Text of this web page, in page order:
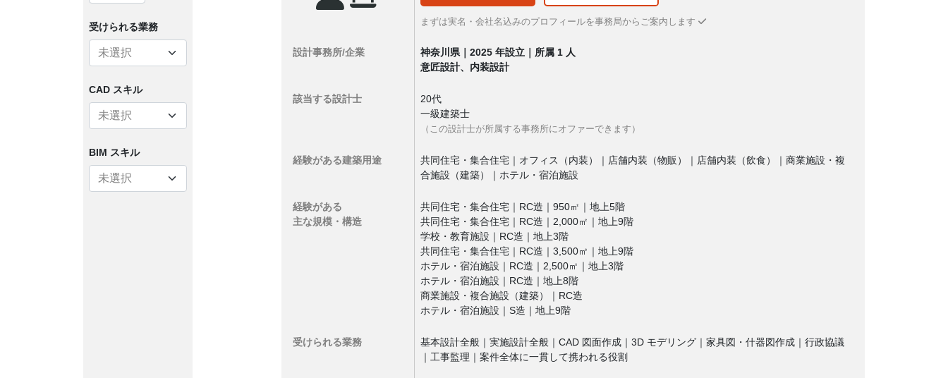
受けられる業務
CAD スキル
BIM スキル
まずは実名・会社名込みのプロフィールを事務局からご案内します
設計事務所/企業
神奈川県｜2025 年設立｜所属 1 人
意匠設計、内装設計
該当する設計士
20代
一級建築士
（この設計士が所属する事務所にオファーできます）
経験がある建築用途
共同住宅・集合住宅｜オフィス（内装）｜店舗内装（物販）｜店舗内装（飲食）｜商業施設・複
合施設（建築）｜ホテル・宿泊施設
経験がある
主な規模・構造
共同住宅・集合住宅｜RC造｜950㎡｜地上5階
共同住宅・集合住宅｜RC造｜2,000㎡｜地上9階
学校・教育施設｜RC造｜地上3階
共同住宅・集合住宅｜RC造｜3,500㎡｜地上9階
ホテル・宿泊施設｜RC造｜2,500㎡｜地上3階
ホテル・宿泊施設｜RC造｜地上8階
商業施設・複合施設（建築）｜RC造
ホテル・宿泊施設｜S造｜地上9階
受けられる業務
基本設計全般｜実施設計全般｜CAD 図面作成｜3D モデリング｜家具図・什器図作成｜行政協議
｜工事監理｜案件全体に一貫して携われる役割